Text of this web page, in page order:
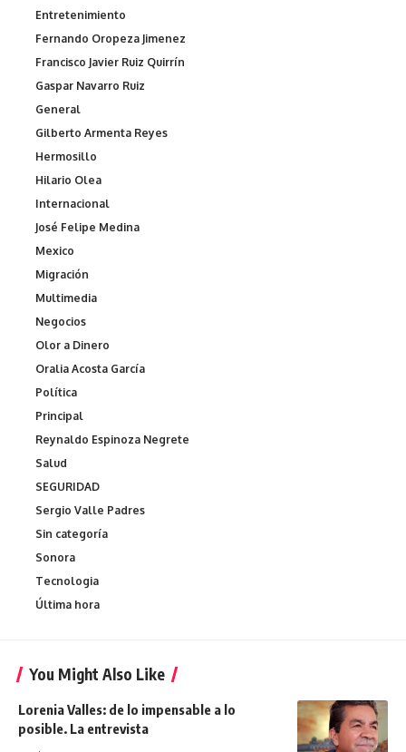
Entretenimiento
Fernando Oropeza Jimenez
Francisco Javier Ruiz Quirrín
Gaspar Navarro Ruiz
General
Gilberto Armenta Reyes
Hermosillo
Hilario Olea
Internacional
José Felipe Medina
Mexico
Migración
Multimedia
Negocios
Olor a Dinero
Oralia Acosta García
Política
Principal
Reynaldo Espinoza Negrete
Salud
SEGURIDAD
Sergio Valle Padres
Sin categoría
Sonora
Tecnologia
Última hora
You Might Also Like
Lorenia Valles: de lo impensable a lo
posible. La entrevista